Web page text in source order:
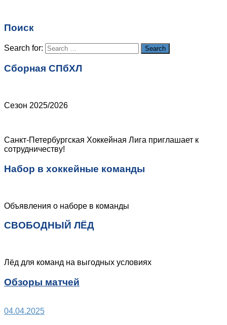
Поиск
Search for: Search
Сборная СПбХЛ
Сезон 2025/2026
Санкт-Петербургская Хоккейная Лига приглашает к
сотрудничеству!
Набор в хоккейные команды
Объявления о наборе в команды
СВОБОДНЫЙ ЛЁД
Лёд для команд на выгодных условиях
Обзоры матчей
04.04.2025